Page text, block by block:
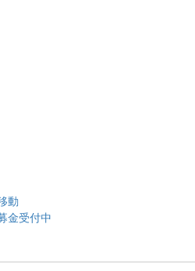
動
金受付中